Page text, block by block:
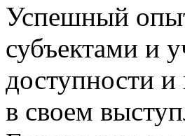
Успешный
субъектами и
доступности
в своем